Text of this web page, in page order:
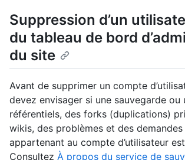
Suppression d’un
du tableau de bord
du site
Avant de supprimer un compte
devez envisager si une sauvegarde ou
référentiels, des forks (duplications)
wikis, des problèmes et des
appartenant au compte d’utilisateur
Consultez À propos du service de